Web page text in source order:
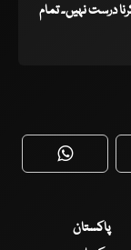
درست نہیں۔ تمام
پاکستان